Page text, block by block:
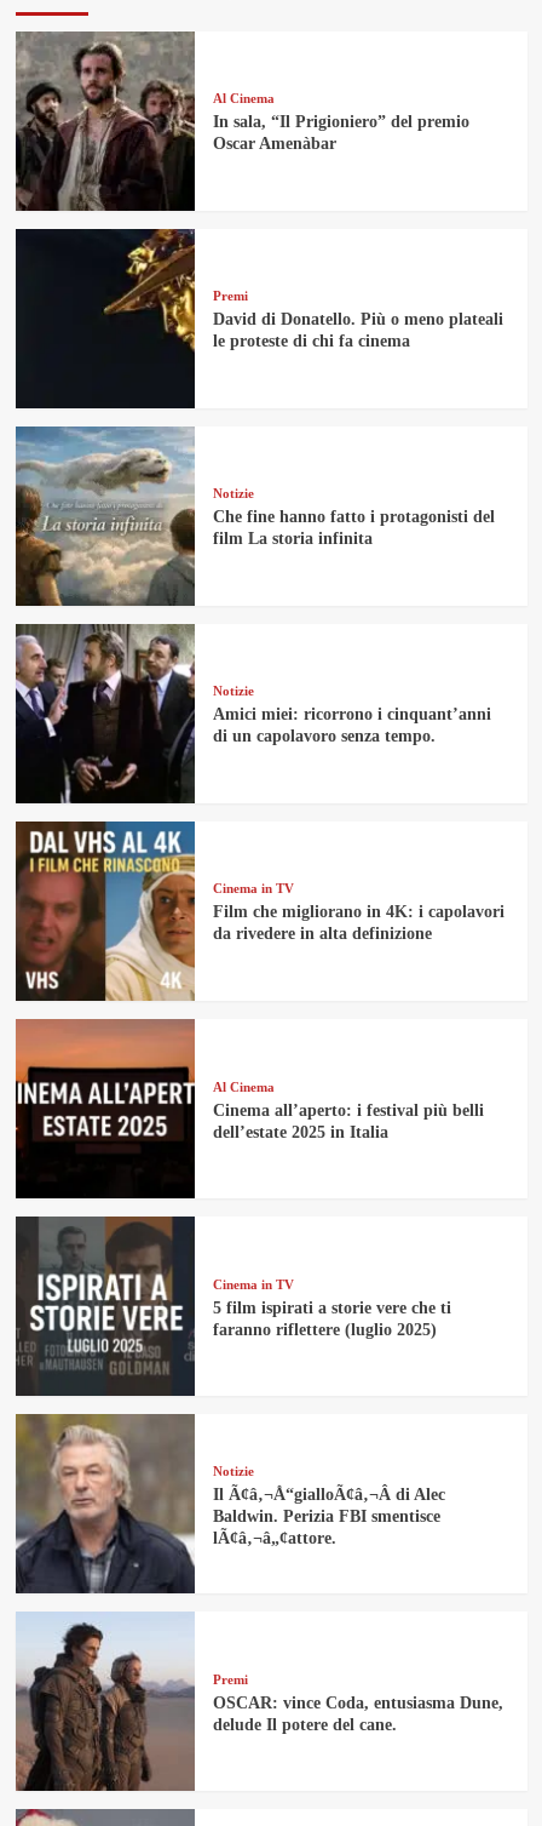
Al Cinema
In sala, “Il Prigioniero” del premio
Oscar Amenàbar
Premi
David di Donatello. Più o meno plateali
le proteste di chi fa cinema
Notizie
Che fine hanno fatto i protagonisti del
film La storia infinita
Notizie
Amici miei: ricorrono i cinquant’anni
di un capolavoro senza tempo.
Cinema in TV
Film che migliorano in 4K: i capolavori
da rivedere in alta definizione
Al Cinema
Cinema all’aperto: i festival più belli
dell’estate 2025 in Italia
Cinema in TV
5 film ispirati a storie vere che ti
faranno riflettere (luglio 2025)
Notizie
Il Ã¢â‚¬Å“gialloÃ¢â‚¬Â di Alec
Baldwin. Perizia FBI smentisce
lÃ¢â‚¬â„¢attore.
Premi
OSCAR: vince Coda, entusiasma Dune,
delude Il potere del cane.